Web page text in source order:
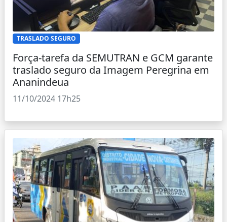
TRASLADO SEGURO
Força-tarefa da SEMUTRAN e GCM garante
traslado seguro da Imagem Peregrina em
Ananindeua
11/10/2024 17h25